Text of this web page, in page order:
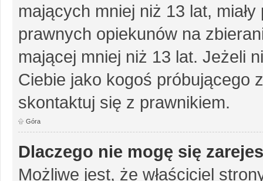
mających mniej niż 13 lat,
prawnych opiekunów na
mającej mniej niż 13 lat. Jeżeli
Ciebie jako kogoś próbującego
skontaktuj się z prawnikiem.
Góra
Dlaczego nie mogę się
Możliwe jest, że właściciel